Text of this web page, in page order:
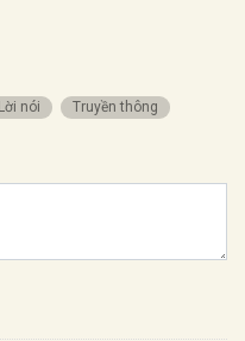
lời nói
truyền thông